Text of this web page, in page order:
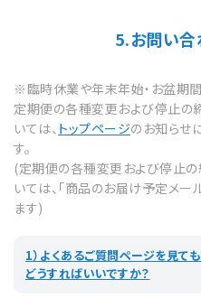
5.お問い合
※臨時休業や年末年始・お盆期
定期便の各種変更および停止の
いては、 トップページのお知らせ
す。
(定期便の各種変更および停止
いては、「商品のお届け予定メー
ます)
1）よくあるご質問ページを見て
どうすればいいですか？